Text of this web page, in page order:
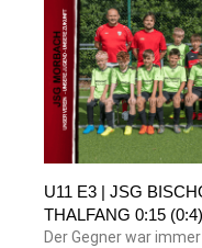
U11 E3 | JSG
THALFANG 0:15 (0:4)
Der Gegner war